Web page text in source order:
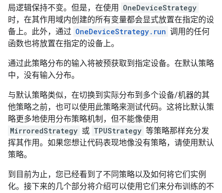
局逻辑保持不变。但是，在使用
OneDeviceStrategy
时，在其作用域内创建的所有变量都会显式放置在指定的设
备上。此外，通过 OneDeviceStrategy.run 调用的任何
函数也将放置在指定的设备上。
通过此策略分布的输入将被预获取到指定设备。在默认策略
中，没有输入分布。
与默认策略类似，在切换到实际分布到多个设备/机器的其
他策略之前，也可以使用此策略来测试代码。这将比默认策
略更多地使用分布策略机制，但不能像使用
MirroredStrategy 或 TPUStrategy 等策略那样充分发
挥其作用。如果您想让代码表现地像没有策略，请使用默认
策略。
到目前为止，您已经看到了不同策略以及如何将它们实例
化。接下来的几个部分将介绍可以使用它们来分布训练的不